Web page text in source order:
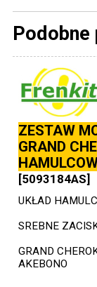
ZESTAW
GRAND
[5093184AS]
UKŁAD
SREBNE
GRAND
AKEBONO